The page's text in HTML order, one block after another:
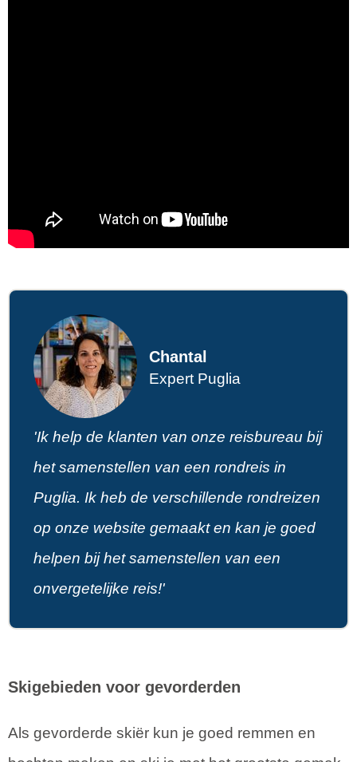
Chantal
Expert Puglia
'Ik help de klanten van onze reisbureau bij
het samenstellen van een rondreis in
Puglia. Ik heb de verschillende rondreizen
op onze website gemaakt en kan je goed
helpen bij het samenstellen van een
onvergetelijke reis!'
Skigebieden voor gevorderden
Als gevorderde skiër kun je goed remmen en